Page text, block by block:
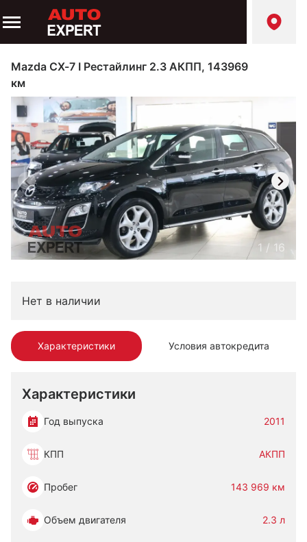
Mazda CX-7 I Рестайлинг 2.3 АКПП, 143969
км
Характеристики Условия автокредита
Характеристики
Год выпуска 2011
КПП АКПП
Пробег 143 969 км
Объем двигателя 2.3 л
1 / 16
Нет в наличии